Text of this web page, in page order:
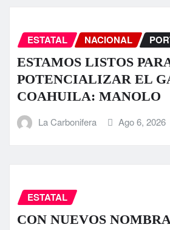
ESTATAL NACIONAL
ESTAMOS LISTOS
POTENCIALIZAR EL
COAHUILA: MANOLO
La Carbonifera Ago 6, 2026
ESTATAL
CON NUEVOS